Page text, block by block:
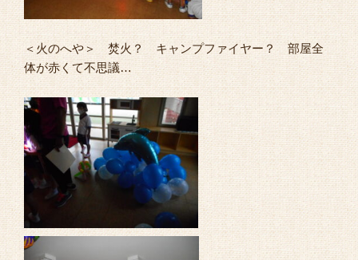
＜火のへや＞ 焚火？ キャンプファイヤー？ 部屋全
体が赤くて不思議…